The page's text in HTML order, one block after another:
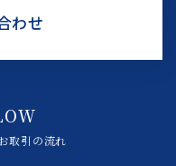
わせ
取引の流れ